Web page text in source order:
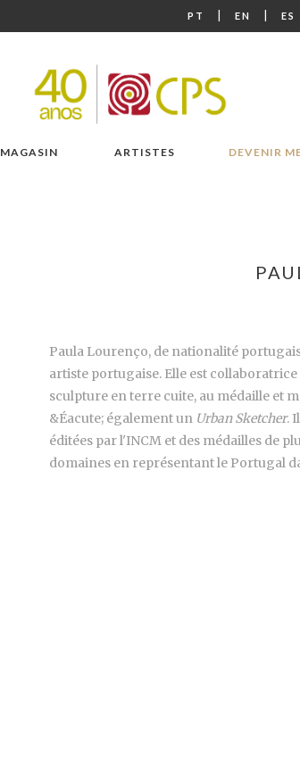
PT | EN | ES
MAGASIN ARTISTES DEVENIR
Paula Lourenço, de nationalité
artiste portugaise. Elle est collaboratrice
sculpture en terre cuite, au médaille et
&Éacute; également un Urban Sketcher.
éditées par l'INCM et des médailles de
domaines en représentant le Portugal